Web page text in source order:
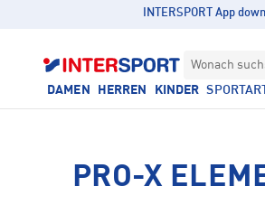
INTERSPORT App
Wonach
DAMEN HERREN KINDER
PRO-X